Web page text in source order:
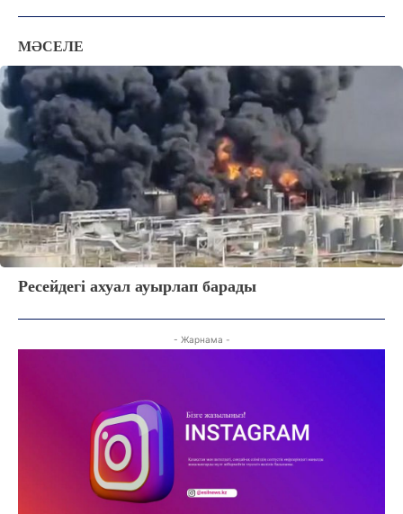
16.8 Kokshetau
Жоба туралы Байланыс Жарнама
МӘСЕЛЕ
Ресейдегі ахуал ауырлап барады
- Жарнама -